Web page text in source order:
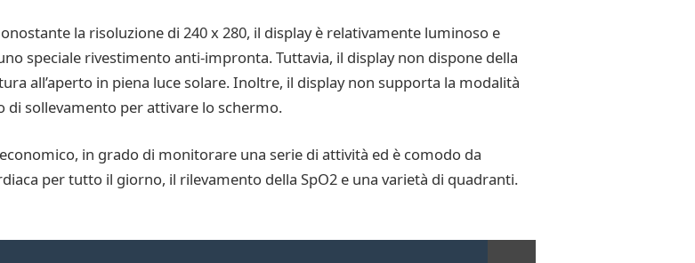
la risoluzione di 240 x 280, il display è relativamente luminoso e
speciale rivestimento anti-impronta. Tuttavia, il display non dispone della
all’aperto in piena luce solare. Inoltre, il display non supporta la modalità
di sollevamento per attivare lo schermo.
in grado di monitorare una serie di attività ed è comodo da
per tutto il giorno, il rilevamento della SpO2 e una varietà di quadranti.